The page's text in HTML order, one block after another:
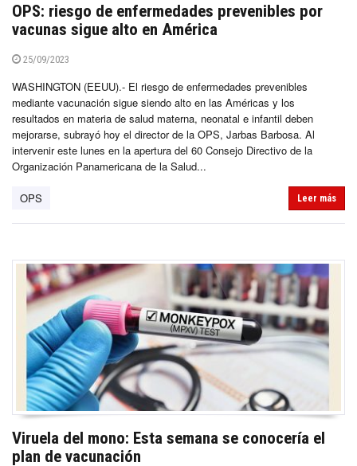
OPS: riesgo de enfermedades prevenibles por
vacunas sigue alto en América
25/09/2023
WASHINGTON (EEUU).- El riesgo de enfermedades prevenibles
mediante vacunación sigue siendo alto en las Américas y los
resultados en materia de salud materna, neonatal e infantil deben
mejorarse, subrayó hoy el director de la OPS, Jarbas Barbosa. Al
intervenir este lunes en la apertura del 60 Consejo Directivo de la
Organización Panamericana de la Salud...
OPS Leer más
Viruela del mono: Esta semana se conocería el
plan de vacunación